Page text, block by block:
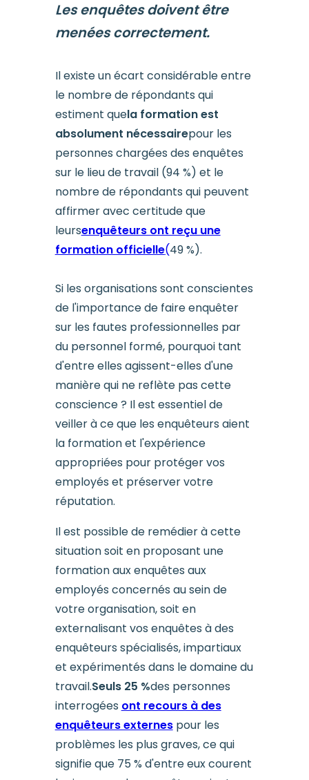
Les enquêtes doivent être
menées correctement.
Il existe un écart considérable entre
le nombre de répondants qui
estiment quela formation est
absolument nécessairepour les
personnes chargées des enquêtes
sur le lieu de travail (94 %) et le
nombre de répondants qui peuvent
affirmer avec certitude que
leursenquêteurs ont reçu une
formation officielle(49 %).
Si les organisations sont conscientes
de l'importance de faire enquêter
sur les fautes professionnelles par
du personnel formé, pourquoi tant
d'entre elles agissent-elles d'une
manière qui ne reflète pas cette
conscience ? Il est essentiel de
veiller à ce que les enquêteurs aient
la formation et l'expérience
appropriées pour protéger vos
employés et préserver votre
réputation.
Il est possible de remédier à cette
situation soit en proposant une
formation aux enquêtes aux
employés concernés au sein de
votre organisation, soit en
externalisant vos enquêtes à des
enquêteurs spécialisés, impartiaux
et expérimentés dans le domaine du
travail.Seuls 25 %des personnes
interrogées ont recours à des
enquêteurs externespour les
problèmes les plus graves, ce qui
signifie que 75 % d'entre eux courent